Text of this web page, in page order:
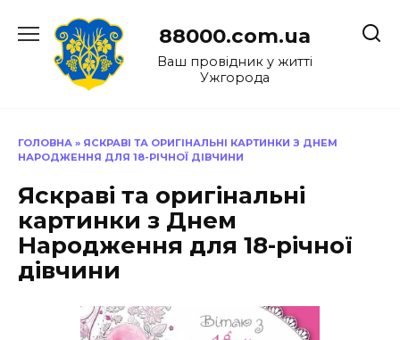
до
88000.com.ua
Ваш провідник у житті
Ужгорода
ГОЛОВНА » ЯСКРАВІ ТА ОРИГІНАЛЬНІ КАРТИНКИ З ДНЕМ
НАРОДЖЕННЯ ДЛЯ 18-РІЧНОЇ ДІВЧИНИ
Яскраві та оригінальні
картинки з Днем
Народження для 18-річної
дівчини